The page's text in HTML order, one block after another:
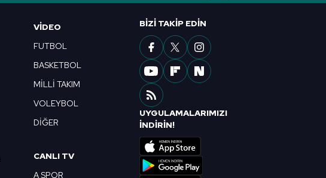
VIDEO
FUTBOL
BASKETBOL
MİLLİ TAKIM
VOLEYBOL
DİĞER
CANLI TV
A SPOR
BIZI TAKIP EDIN
UYGULAMALARIMIZI
İNDİRİN!